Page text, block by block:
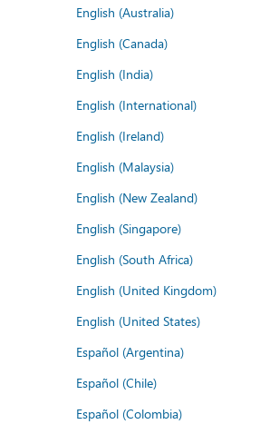
English (Australia)
English (Canada)
English (India)
English (International)
English (Ireland)
English (Malaysia)
English (New Zealand)
English (Singapore)
English (South Africa)
English (United Kingdom)
English (United States)
Español (Argentina)
Español (Chile)
Español (Colombia)